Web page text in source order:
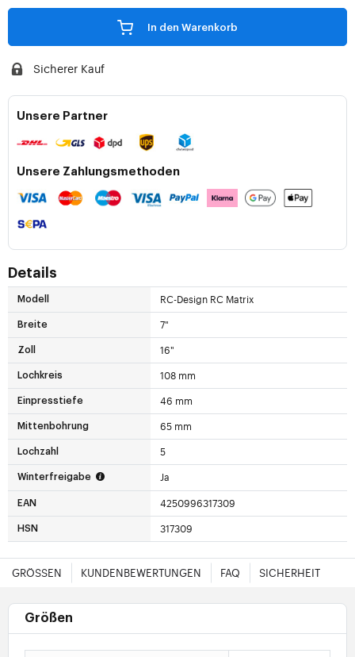
In den Warenkorb
Sicherer Kauf
Unsere Partner
Unsere Zahlungsmethoden
Details
Modell RC-Design RC Matrix
Breite 7"
Zoll 16"
Lochkreis 108 mm
Einpresstiefe 46 mm
Mittenbohrung 65 mm
Lochzahl 5
Winterfreigabe Ja
EAN 4250996317309
HSN 317309
GRÖSSEN KUNDENBEWERTUNGEN FAQ SICHERHEIT
Größen